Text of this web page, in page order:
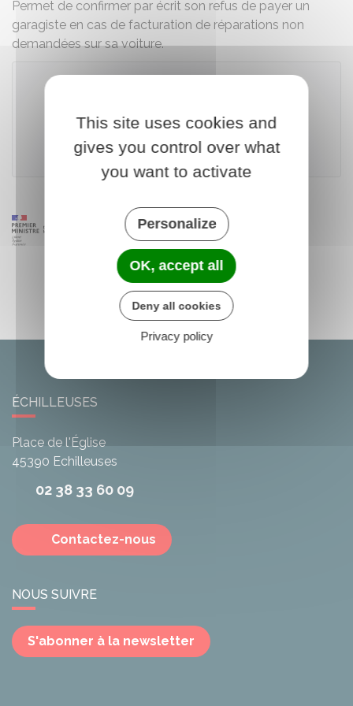
Permet de confirmer par écrit son refus de payer un
garagiste en cas de facturation de réparations non
demandées sur sa voiture.
Institut national de la consommation (INC)
ÉCHILLEUSES
Place de l'Église
45390 Echilleuses
02 38 33 60 09
Contactez-nous
NOUS SUIVRE
S'abonner à la newsletter
This site uses cookies and
gives you control over what
you want to activate
Personalize
OK, accept all
Deny all cookies
Privacy policy